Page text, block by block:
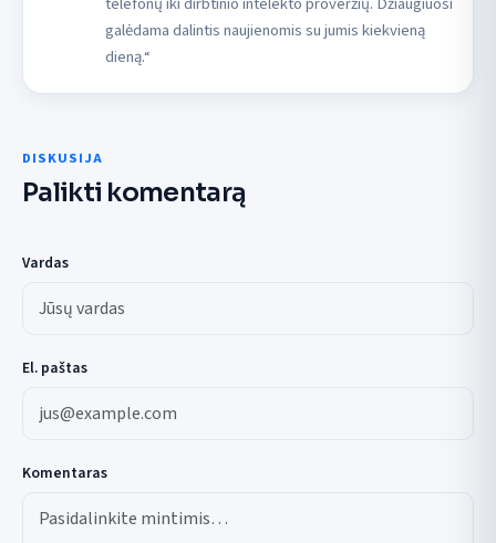
galėdama dalintis naujienomis su jumis kiekvieną
dieną.“
DISKUSIJA
Palikti komentarą
Vardas
El. paštas
Komentaras